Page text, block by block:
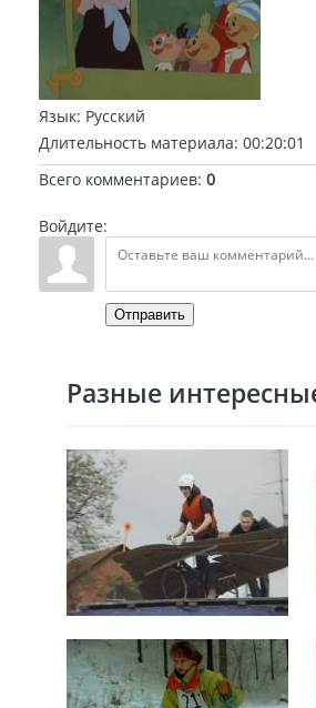
Язык: Русский
Длительность материала: 00:20:01
Всего комментариев: 0
Войдите:
Отправить
Разные